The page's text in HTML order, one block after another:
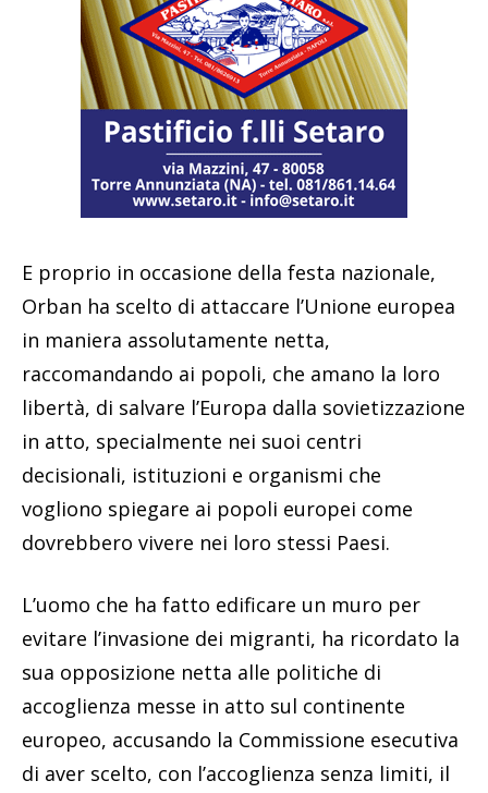
E proprio in occasione della festa nazionale,
Orban ha scelto di attaccare l’Unione europea
in maniera assolutamente netta,
raccomandando ai popoli, che amano la loro
libertà, di salvare l’Europa dalla sovietizzazione
in atto, specialmente nei suoi centri
decisionali, istituzioni e organismi che
vogliono spiegare ai popoli europei come
dovrebbero vivere nei loro stessi Paesi.
L’uomo che ha fatto edificare un muro per
evitare l’invasione dei migranti, ha ricordato la
sua opposizione netta alle politiche di
accoglienza messe in atto sul continente
europeo, accusando la Commissione esecutiva
di aver scelto, con l’accoglienza senza limiti, il